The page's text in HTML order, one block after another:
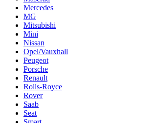
Mercedes
MG
Mitsubishi
Mini
Nissan
Opel/Vauxhall
Peugeot
Porsche
Renault
Rolls-Royce
Rover
Saab
Seat